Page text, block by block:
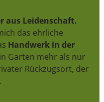
aus Leidenschaft.
das ehrliche
Handwerk in der
Garten mehr als nur
Rückzugsort, der